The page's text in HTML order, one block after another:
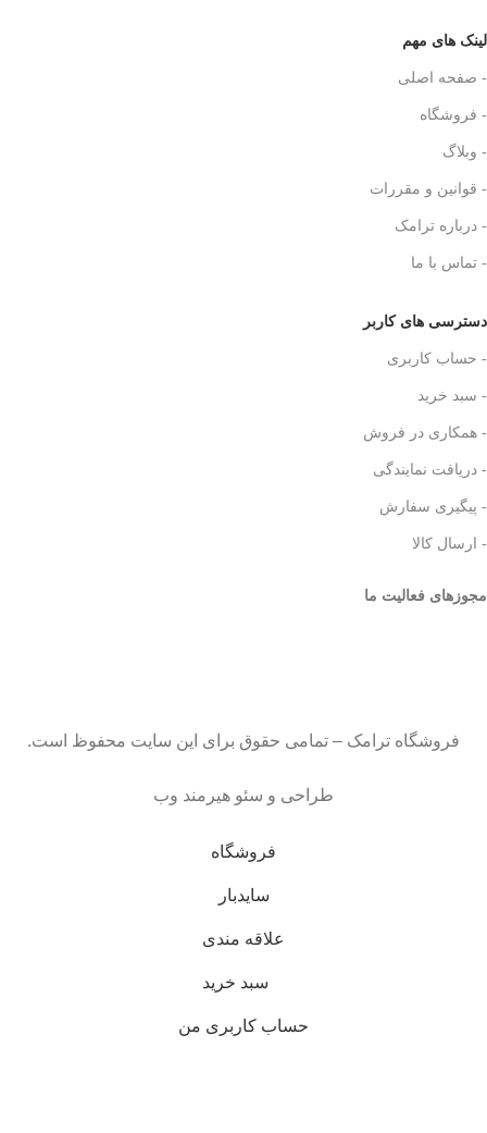
لینک های مهم
- صفحه اصلی
- فروشگاه
- وبلاگ
- قوانین و مقررات
- درباره ترامک
- تماس با ما
دسترسی های کاربر
- حساب کاربری
- سبد خرید
- همکاری در فروش
- دریافت نمایندگی
- پیگیری سفارش
- ارسال کالا
مجوزهای فعالیت ما
فروشگاه ترامک – تمامی حقوق برای این سایت محفوظ است.
طراحی و سئو هیرمند وب
فروشگاه
سایدبار
علاقه مندی
سبد خرید
حساب کاربری من